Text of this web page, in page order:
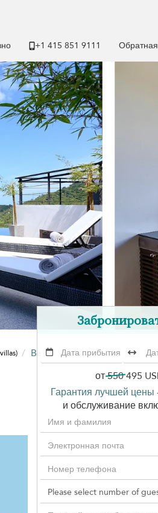
+1 ​415 851 9111
Baan Sethai
от550495
Гарантия лучшей цены
и обслуживание